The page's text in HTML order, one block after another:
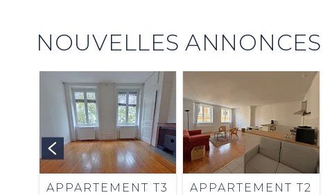
NOUVELLES
APPARTEMENT T3
APPARTEMENT T2